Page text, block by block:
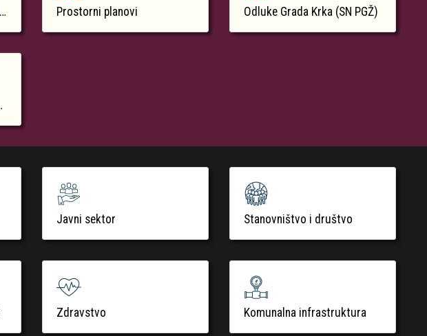
Prostorni planovi Odluke Grada Krka (SN PGŽ)
Javni sektor
Zdravstvo
Stanovništvo i društvo
Komunalna infrastruktura